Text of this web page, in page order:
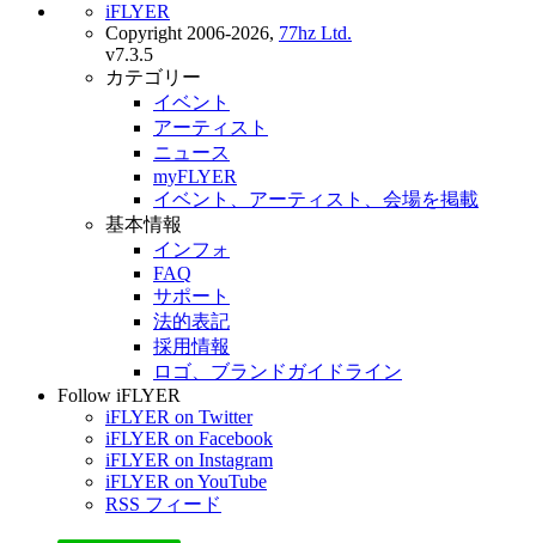
iFLYER
Copyright 2006-2026, 77hz Ltd.
v7.3.5
カテゴリー
イベント
アーティスト
ニュース
myFLYER
イベント、アーティスト、会場を掲載
基本情報
インフォ
FAQ
サポート
法的表記
採用情報
ロゴ、ブランドガイドライン
Follow iFLYER
iFLYER on Twitter
iFLYER on Facebook
iFLYER on Instagram
iFLYER on YouTube
RSS フィード